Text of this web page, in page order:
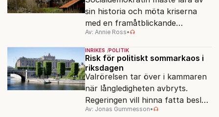
sin historia och möta kriserna
med en framåtblickande
strukturpolitik för att göra
Sverige långsiktigt hållbart,
jämlikt och kriståligt.
Av: Annie Ross•
INRIKES POLITIK
Risk för politiskt sommarkaos i
riksdagen
Valrörelsen tar över i kammaren
när långledigheten avbryts.
Regeringen vill hinna fatta beslut
före valet – men oppositionen
Av: Jonas Gummesson•